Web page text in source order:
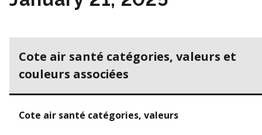
Cote air santé catégories, valeurs et
couleurs associées
Cote air santé catégories, valeurs